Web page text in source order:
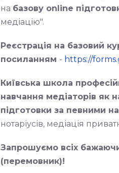
на базову online
медіацію".
Реєстрація на базовий
посиланням - https://
Київська школа
навчання медіаторів як
підготовки за певними
нотаріусів, медіація
Запрошуємо всіх
(перемовник)!